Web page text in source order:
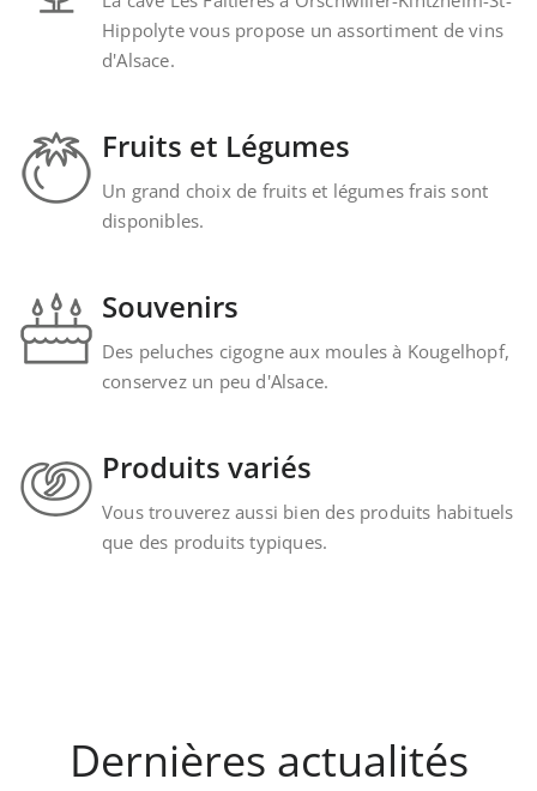
Hippolyte vous propose un assortiment de vins
d'Alsace.
Fruits et Légumes
Un grand choix de fruits et légumes frais sont
disponibles.
Souvenirs
Des peluches cigogne aux moules à Kougelhopf,
conservez un peu d'Alsace.
Produits variés
Vous trouverez aussi bien des produits habituels
que des produits typiques.
Dernières actualités